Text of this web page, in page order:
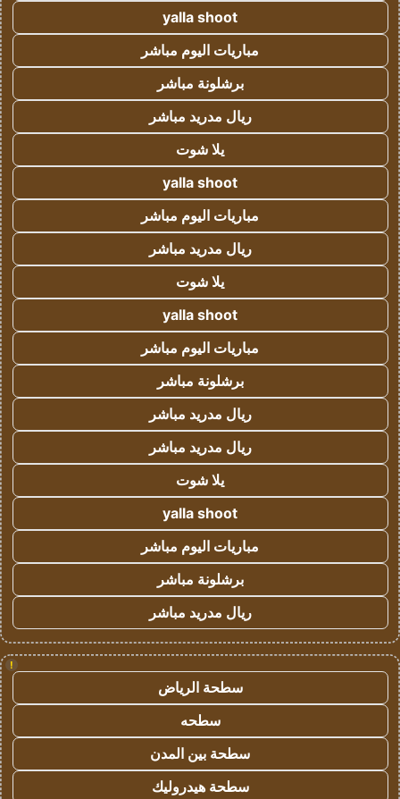
yalla shoot
مباريات اليوم مباشر
برشلونة مباشر
ريال مدريد مباشر
يلا شوت
yalla shoot
مباريات اليوم مباشر
ريال مدريد مباشر
يلا شوت
yalla shoot
مباريات اليوم مباشر
برشلونة مباشر
ريال مدريد مباشر
ريال مدريد مباشر
يلا شوت
yalla shoot
مباريات اليوم مباشر
برشلونة مباشر
ريال مدريد مباشر
!
سطحة الرياض
سطحه
سطحة بين المدن
سطحة هيدروليك